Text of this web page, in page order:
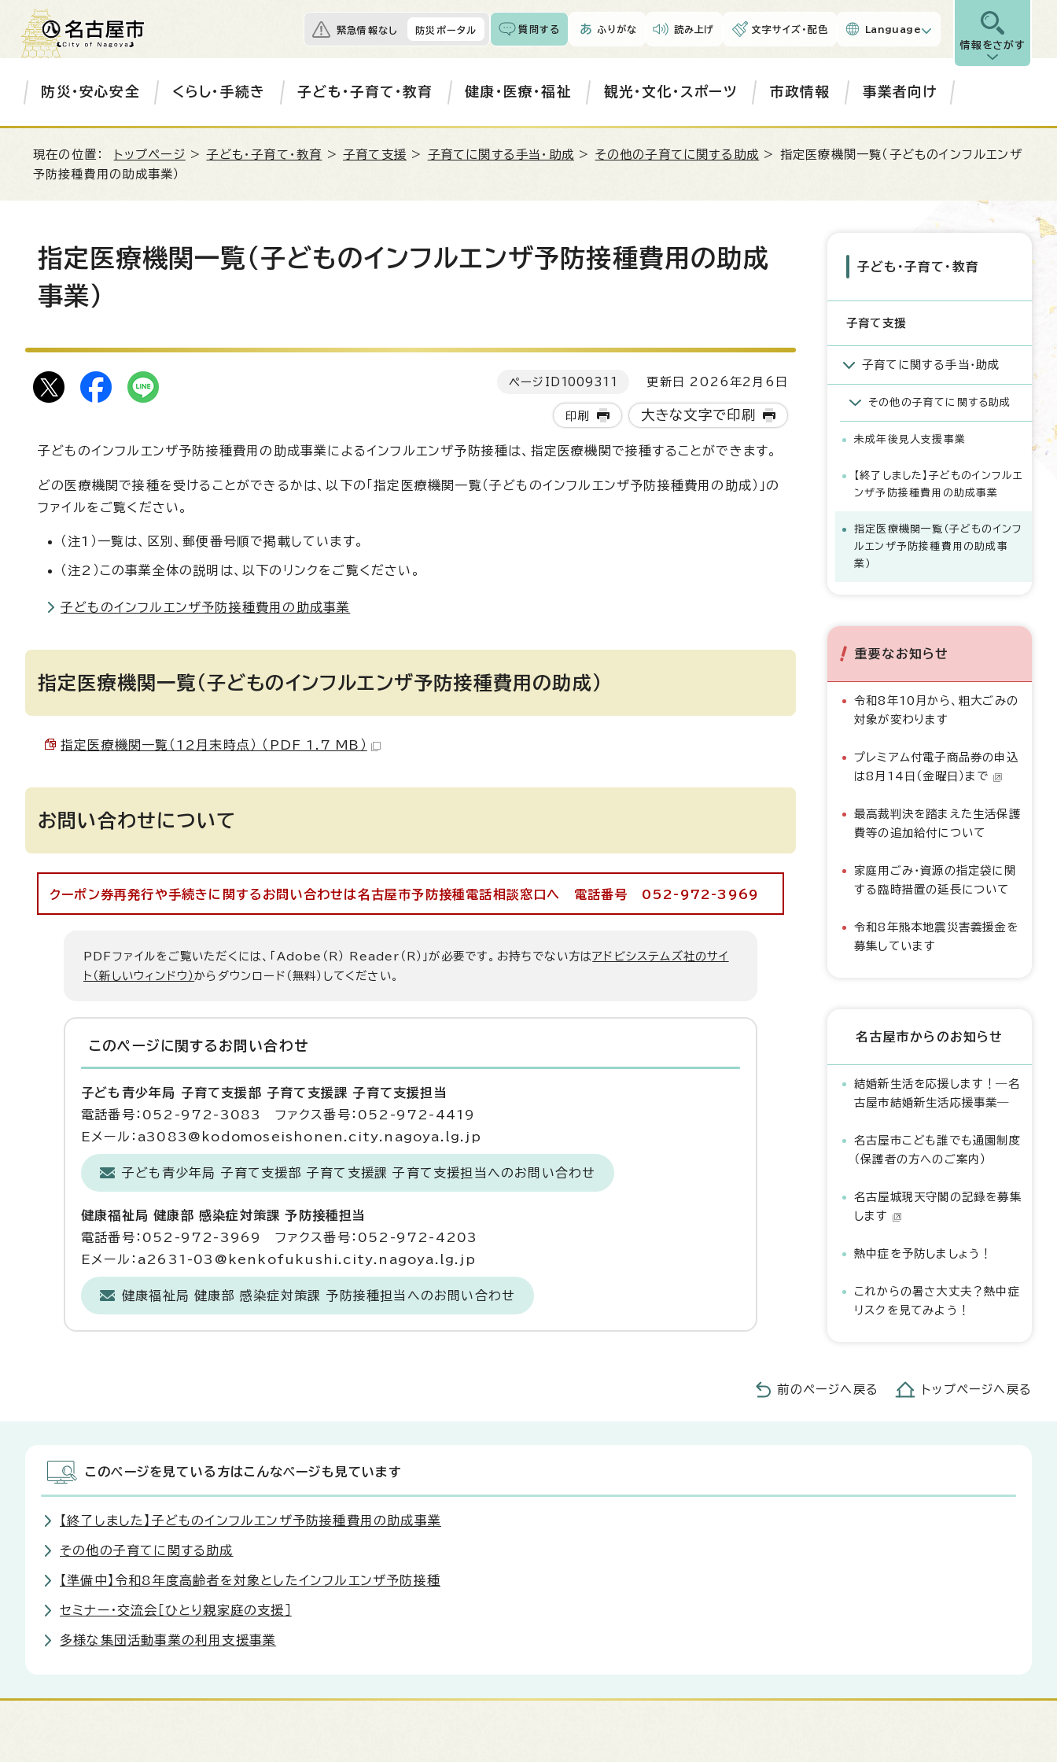
緊急情報なし 防災ポータル 質問する ふりがな 読み上げ 文字サイズ・配色 Language
情報をさがす
防災・安心安全 くらし・手続き 子ども・子育て・教育 健康・医療・福祉 観光・文化・スポーツ 市政情報 事業者向け
現在の位置： トップページ >子ども・子育て・教育 >子育て支援 > 子育てに関する手当・助成 > その他の子育てに関する助成 > 指定医療機関一覧（子どものインフルエンザ
予防接種費用の助成事業）
指定医療機関一覧（子どものインフルエンザ予防接種費用の助成
事業）
ページID 1009311 更新日 2026年2月6日
印刷 大きな文字で印刷
子どものインフルエンザ予防接種費用の助成事業によるインフルエンザ予防接種は、指定医療機関で接種することができます。
どの医療機関で接種を受けることができるかは、以下の「指定医療機関一覧（子どものインフルエンザ予防接種費用の助成）」の
ファイルをご覧ください。
（注1）一覧は、区別、郵便番号順で掲載しています。
（注2）この事業全体の説明は、以下のリンクをご覧ください。
子どものインフルエンザ予防接種費用の助成事業
指定医療機関一覧（子どものインフルエンザ予防接種費用の助成）
指定医療機関一覧（12月末時点） （PDF 1.7 MB）
お問い合わせについて
クーポン券再発行や手続きに関するお問い合わせは名古屋市予防接種電話相談窓口へ 電話番号 052-972-3969
PDFファイルをご覧いただくには、「Adobe（R） Reader（R）」が必要です。お持ちでない方はアドビシステムズ社のサイ
ト（新しいウィンドウ）からダウンロード（無料）してください。
このページに関する お問い合わせ
子ども青少年局 子育て支援部 子育て支援課 子育て支援担当
電話番号：052-972-3083 ファクス番号：052-972-4419
Eメール：a3083@kodomoseishonen.city.nagoya.lg.jp
子ども青少年局 子育て支援部 子育て支援課 子育て支援担当へのお問い合わせ
健康福祉局 健康部 感染症対策課 予防接種担当
電話番号：052-972-3969 ファクス番号：052-972-4203
Eメール：a2631-03@kenkofukushi.city.nagoya.lg.jp
健康福祉局 健康部 感染症対策課 予防接種担当へのお問い合わせ
子ども・子育て・教育
子育て支援
子育てに関する手当・助成
その他の子育てに関する助成
未成年後見人支援事業
【終了しました】子どものインフルエ
ンザ予防接種費用の助成事業
指定医療機関一覧（子どものインフ
ルエンザ予防接種費用の助成事
業）
重要なお知らせ
令和8年10月から、粗大ごみの
対象が変わります
プレミアム付電子商品券の申込
は8月14日（金曜日）まで
最高裁判決を踏まえた生活保護
費等の追加給付について
家庭用ごみ・資源の指定袋に関
する臨時措置の延長について
令和8年熊本地震災害義援金を
募集しています
名古屋市からのお知らせ
結婚新生活を応援します！―名
古屋市結婚新生活応援事業―
名古屋市こども誰でも通園制度
（保護者の方へのご案内）
名古屋城現天守閣の記録を募集
します
熱中症を予防しましょう！
これからの暑さ大丈夫？熱中症
リスクを見てみよう！
前のページへ戻る トップページへ戻る
このページを見ている方はこんなページも見ています
【終了しました】子どものインフルエンザ予防接種費用の助成事業
その他の子育てに関する助成
【準備中】令和8年度高齢者を対象としたインフルエンザ予防接種
セミナー・交流会［ひとり親家庭の支援］
多様な集団活動事業の利用支援事業